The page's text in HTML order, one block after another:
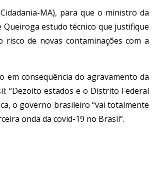
MA), para que o ministro da
Queiroga estudo técnico que justifique
de novas contaminações com a
em consequência do agravamento da
“Dezoito estados e o Distrito Federal
o governo brasileiro “vai totalmente
onda da covid-19 no Brasil”.